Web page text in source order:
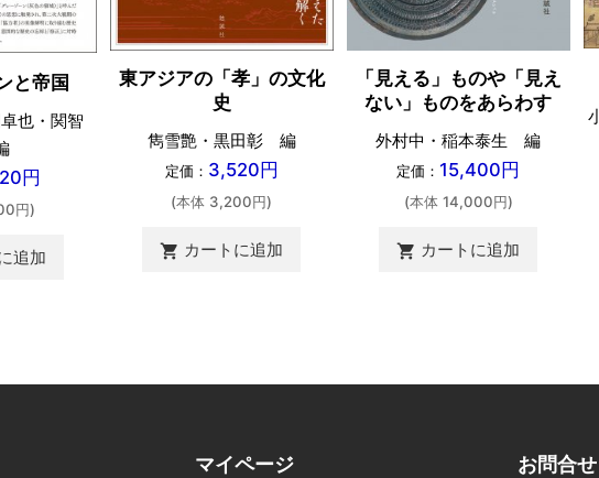
と帝国
也・関智
円
円)
追加
東アジアの「孝」の文化
史
雋雪艶・黒田彰 編
定価： 3,520円
(本体 3,200円)
shopping_cart カートに追加
「見える」ものや「見え
ない」ものをあらわす
外村中・稲本泰生 編
定価： 15,400円
(本体 14,000円)
shopping_cart カートに追加
マイページ お問合せ